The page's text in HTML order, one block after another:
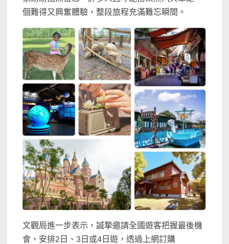
個難得又興奮體驗，整段旅程充滿難忘瞬間。
文觀局進一步表示，誠摯邀請全國遊客把握最後機
會，安排2日、3日或4日遊，透過上網訂購